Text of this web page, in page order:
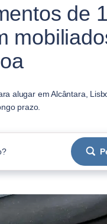
de 1
alugar em Alcântara,
prazo.